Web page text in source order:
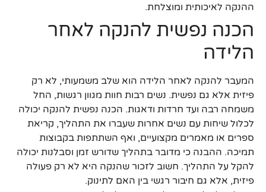
ההנקה לאיכותית ומוצלחת.
הכנה נפשית להנקה לאחר
הלידה
המעבר להנקה לאחר הלידה הוא שלב משמעותי, לא רק
פיזית אלא גם נפשית. נשים רבות חוות מגוון רגשות, החל
משמחה רבה ועד חרדות ודאגות. הכנה נפשית להנקה יכולה
לכלול שיחות עם נשים אחרות שעברו את התהליך, קריאת
ספרים או מאמרים מקצועיים, ואף השתתפות בקבוצות
תמיכה. ההבנה כי מדובר בתהליך שדורש זמן וסבלנות יכולה
להקל על התהליך. חשוב לזכור שהנקה היא לא רק פעולה
פיזית, אלא גם חיבור רגשי בין האם לתינוק.